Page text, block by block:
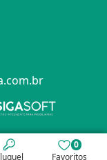
0
Favoritos